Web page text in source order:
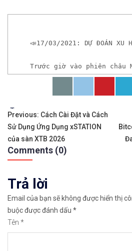
📣17/03/2021: DỰ ĐOÁN XU
Trước giờ vào phiên châu
𝘟𝘦𝘮 𝘤𝘩𝘪 𝘵𝘪ế𝘵: https://
✨🏆𝐗𝐨á 𝐛ỏ 𝐥𝐨 𝐥ắ𝐧𝐠 𝐤𝐡𝐢 𝐭𝐡𝐚𝐦
✅𝘔ở 𝘵à𝘪 𝘬𝘩𝘰ả𝘯 𝘵𝘳ê𝘯 𝘴à𝘯
✅𝘔ở 𝘵à𝘪 𝘬𝘩𝘰ả𝘯 𝘵𝘳ê𝘯 𝘴à𝘯
✅𝘔ở 𝘵à𝘪 𝘬𝘩𝘰ả𝘯 𝘵𝘳ê𝘯 𝘴à𝘯
🔗https://
Tags:
Điều
hướng
bài
viết
Previous: Cách Cài Đặt và Cách
Sử Dụng Ứng Dụng xSTATION
của sàn XTB 2026
Comments (0)
Trả lời
Email của bạn sẽ không được hiển thị
buộc được đánh dấu *
Tên *